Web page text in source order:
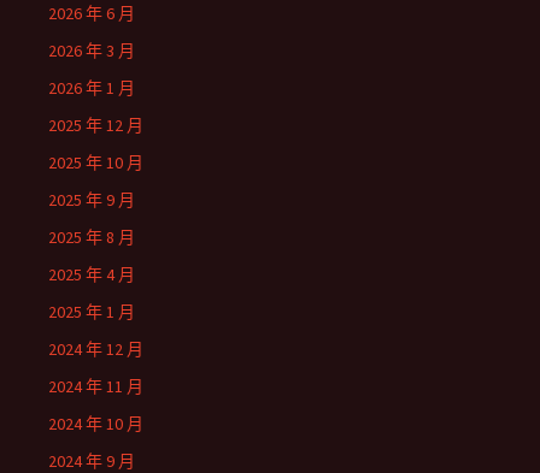
2026 年 6 月
2026 年 3 月
2026 年 1 月
2025 年 12 月
2025 年 10 月
2025 年 9 月
2025 年 8 月
2025 年 4 月
2025 年 1 月
2024 年 12 月
2024 年 11 月
2024 年 10 月
2024 年 9 月